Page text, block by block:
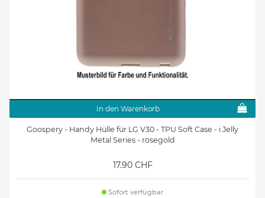
In den Warenkorb
Goospery - Handy Hülle für LG V30 - TPU Soft Case - i Jelly
Metal Series - rosegold
17.90 CHF
Sofort verfügbar